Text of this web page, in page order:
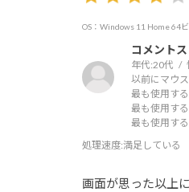
OS：Windows 11 Home 64
コメントス
年代:20代
以前にマウ
最も使用す
最も使用す
最も使用す
処理速度:満足している
画面が思った以上